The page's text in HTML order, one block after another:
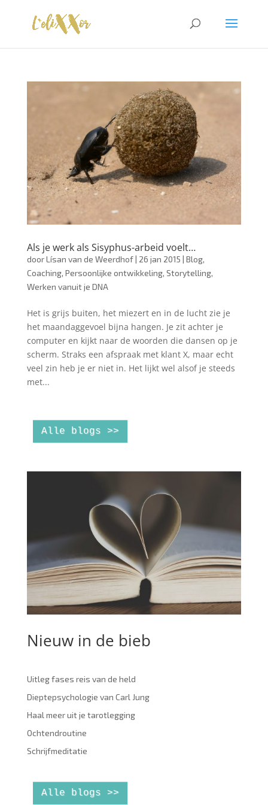
Als je werk als Sisyphus-arbeid voelt…
doorLísan van de Weerdhof| 26 jan 2015 | Blog,
Coaching, Persoonlijke ontwikkeling, Storytelling,
Werken vanuit je DNA
Het is grijs buiten, het miezert en in de lucht zie je
het maandaggevoel bijna hangen. Je zit achter je
computer en kijkt naar de woorden die dansen op je
scherm. Straks een afspraak met klant X, maar echt
veel zin heb je er niet in. Het lijkt wel alsof je steeds
met...
Alle blogs >>
Nieuw in de bieb
Uitleg fases reis van de held
Dieptepsychologie van Carl Jung
Haal meer uit je tarotlegging
Ochtendroutine
Schrijfmeditatie
Alle blogs >>